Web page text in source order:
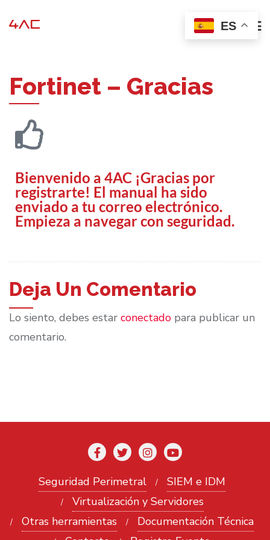
Fortinet – Gracias
Bienvenido a 4AC ¡Gracias por
registrarte! El manual ha sido
enviado a tu correo electrónico.
Empieza a navegar con seguridad.
Deja Un Comentario
Lo siento, debes estar conectado para publicar un
comentario.
Seguridad Perimetral
SIEM e IDM
Virtualización y Servidores
Otras herramientas
Documentación Técnica
ES